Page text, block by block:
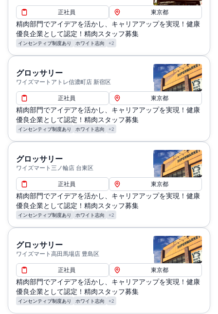
正社員 東京都
精肉部門でアイデアを活かし、キャリアアップを実現！健康
優良企業として認定！精肉スタッフ募集
インセンティブ制度あり ホワイト志向 +2
グロッサリー
ワイズマートアトレ信濃町店 新宿区
正社員 東京都
精肉部門でアイデアを活かし、キャリアアップを実現！健康
優良企業として認定！精肉スタッフ募集
インセンティブ制度あり ホワイト志向 +2
グロッサリー
ワイズマート三ノ輪店 台東区
正社員 東京都
精肉部門でアイデアを活かし、キャリアアップを実現！健康
優良企業として認定！精肉スタッフ募集
インセンティブ制度あり ホワイト志向 +2
グロッサリー
ワイズマート高田馬場店 豊島区
正社員 東京都
精肉部門でアイデアを活かし、キャリアアップを実現！健康
優良企業として認定！精肉スタッフ募集
インセンティブ制度あり ホワイト志向 +2